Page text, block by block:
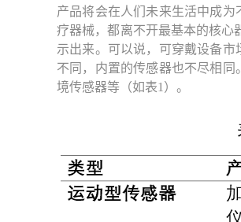
产品将会在人们未来生活中成
疗器械，都离不开最基本的核心
示出来。可以说，可穿戴设备
不同，内置的传感器也不尽相
境传感器等（如表1）。